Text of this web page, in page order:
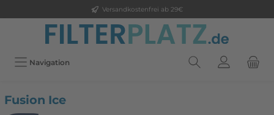
Versandkostenfrei ab 29€
Navigation
Fusion Ice